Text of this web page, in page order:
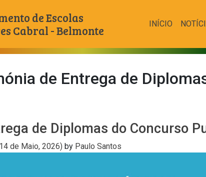
de Escolas
Cabral - Belmonte
INÍCIO
de Entrega de
de Diplomas do Concurso
de Maio, 2026) by Paulo Santos